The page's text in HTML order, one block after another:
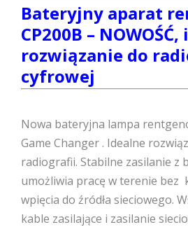
Bateryjny aparat
CP200B –
rozwiązanie do
cyfrowej
Nowa bateryjna lampa
Game Changer . Idealne
radiografii. Stabilne zasilanie z
umożliwia pracę w terenie bez
wpięcia do źródła sieciowego.
kable zasilające i zasilanie